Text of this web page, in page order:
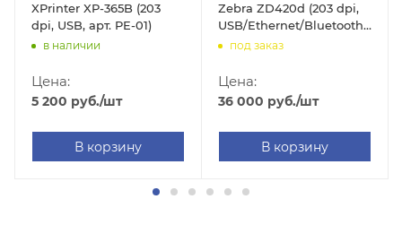
XPrinter XP-365B (203
dpi, USB, арт. PE-01)
в наличии
Цена:
5 200 руб./шт
В корзину
Zebra ZD420d (203 dpi,
USB/Ethernet/Bluetooth,
арт. ZD42042-
под заказ
Цена:
36 000 руб./шт
В корзину